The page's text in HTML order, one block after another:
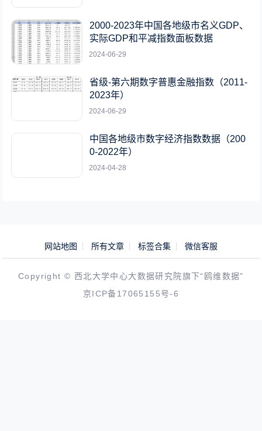
2000-2023年中国各地级市名义GDP、
实际GDP和平减指数面板数据
2024-06-29
省级-第六期数字普惠金融指数（2011-
2023年）
2024-06-29
中国各地级市数字经济指数数据（200
0-2022年）
2024-04-28
网站地图 所有文章 标签合集 微信客服
Copyright © 西北大学中心大数据研究院旗下“鸥维数据”
京ICP备17065155号-6